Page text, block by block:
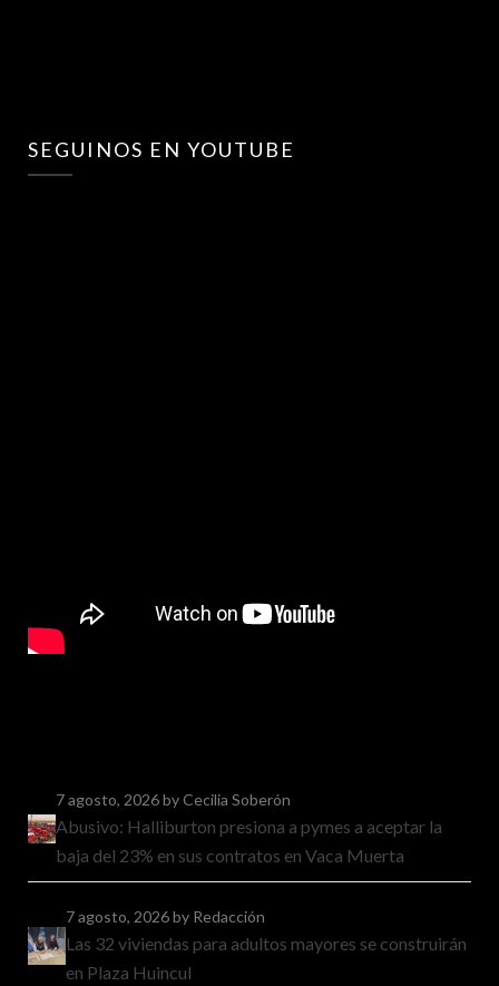
SEGUINOS EN YOUTUBE
7 agosto, 2026by Cecilia Soberón
Abusivo: Halliburton presiona a pymes a aceptar la
baja del 23% en sus contratos en Vaca Muerta
7 agosto, 2026by Redacción
Las 32 viviendas para adultos mayores se construirán
en Plaza Huincul